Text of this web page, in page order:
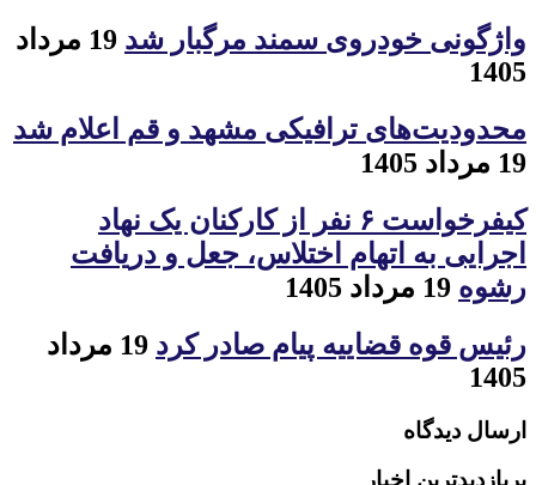
واژگونی خودروی سمند مرگبار شد
19 مرداد
1405
محدودیت‌های ترافیکی مشهد و قم اعلام شد
19 مرداد 1405
کیفرخواست ۶ نفر از کارکنان یک نهاد
اجرایی به اتهام اختلاس، جعل و دریافت
رشوه
رئیس قوه قضاییه پیام صادر کرد
19 مرداد
1405
ارسال دیدگاه
پربازدیدترین اخبار